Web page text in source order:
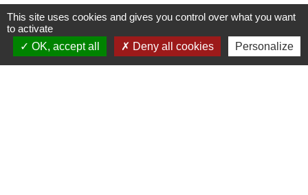
ACCUEIL MAIRIES AGENDA
This site uses cookies and gives you control over what you want
to activate
OK, accept all
Deny all cookies Personalize